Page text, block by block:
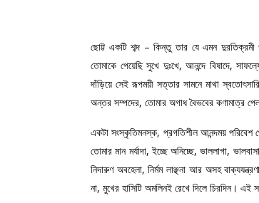
ছোট্ট একটি শব্দ – কিন্তু তার যে এমন
তোমাকে পেয়েছি সুখে দুঃখে, আনন্দে বিষাদে,
দাঁড়িয়ে সেই রূপময়ী সত্তার সামনে মাথা
অন্তর সম্পদের, তোমার অগাধ বৈভবের কণামাত্র
একটা সংস্কৃতিমনস্ক, প্রগতিশীল আনন্দময় পরিবেশ
তোমার মান মর্যাদা, ইচ্ছে অনিচ্ছে, ভাললাগা,
নিদারুণ অবহেলা, নির্মম লাঞ্ছনা আর অসহ
না, মুখের হাসিটি অমলিনই রেখে দিলে চিরদিন।